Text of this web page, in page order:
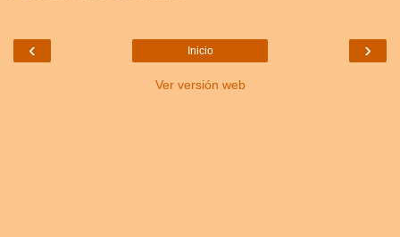
‹ ›
Inicio
Ver versión web